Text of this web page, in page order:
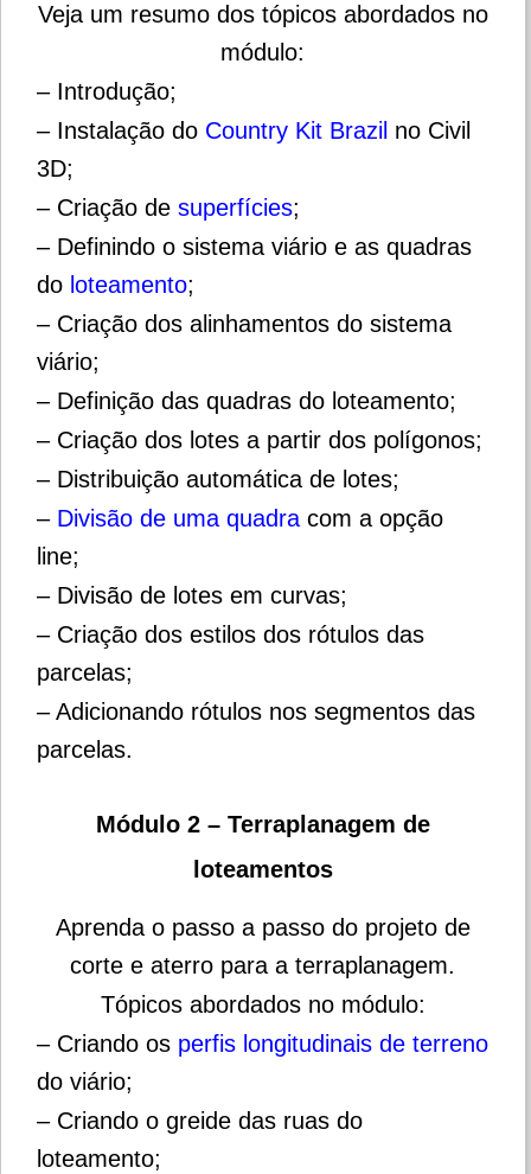
Veja um resumo dos tópicos abordados no
módulo:
– Introdução;
– Instalação do Country Kit Brazil no Civil
3D;
– Criação de superfícies;
– Definindo o sistema viário e as quadras
do loteamento;
– Criação dos alinhamentos do sistema
viário;
– Definição das quadras do loteamento;
– Criação dos lotes a partir dos polígonos;
– Distribuição automática de lotes;
– Divisão de uma quadra com a opção
line;
– Divisão de lotes em curvas;
– Criação dos estilos dos rótulos das
parcelas;
– Adicionando rótulos nos segmentos das
parcelas.
Módulo 2 – Terraplanagem de
loteamentos
Aprenda o passo a passo do projeto de
corte e aterro para a terraplanagem.
Tópicos abordados no módulo:
– Criando os perfis longitudinais de terreno
do viário;
– Criando o greide das ruas do
loteamento;